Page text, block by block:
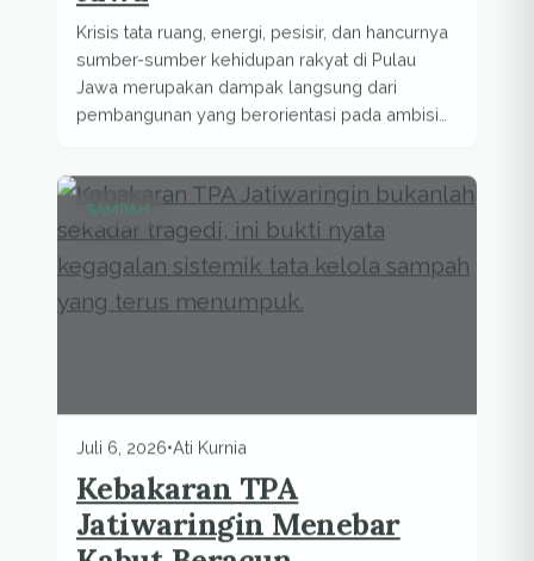
Krisis tata ruang, energi, pesisir, dan hancurnya
sumber-sumber kehidupan rakyat di Pulau
Jawa merupakan dampak langsung dari
pembangunan yang berorientasi pada ambisi
SAMPAH
Juli 6, 2026•Ati Kurnia
Kebakaran TPA
Jatiwaringin Menebar